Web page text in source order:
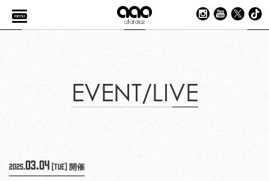
menu
EVENT/LIVE
2025.03.04[Tue]開催